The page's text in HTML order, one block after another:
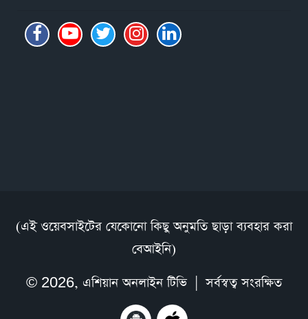
(এই ওয়েবসাইটের যেকোনো কিছু অনুমতি ছাড়া ব্যবহার করা
বেআইনি)
© 2026, এশিয়ান অনলাইন টিভি| সর্বস্বত্ব সংরক্ষিত